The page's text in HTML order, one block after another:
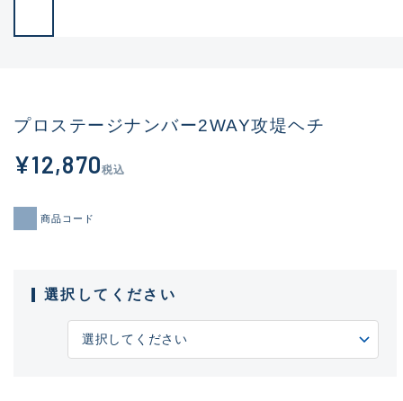
プロステージナンバー2WAY攻堤ヘチ
¥12,870税込
商品コード
選択してください